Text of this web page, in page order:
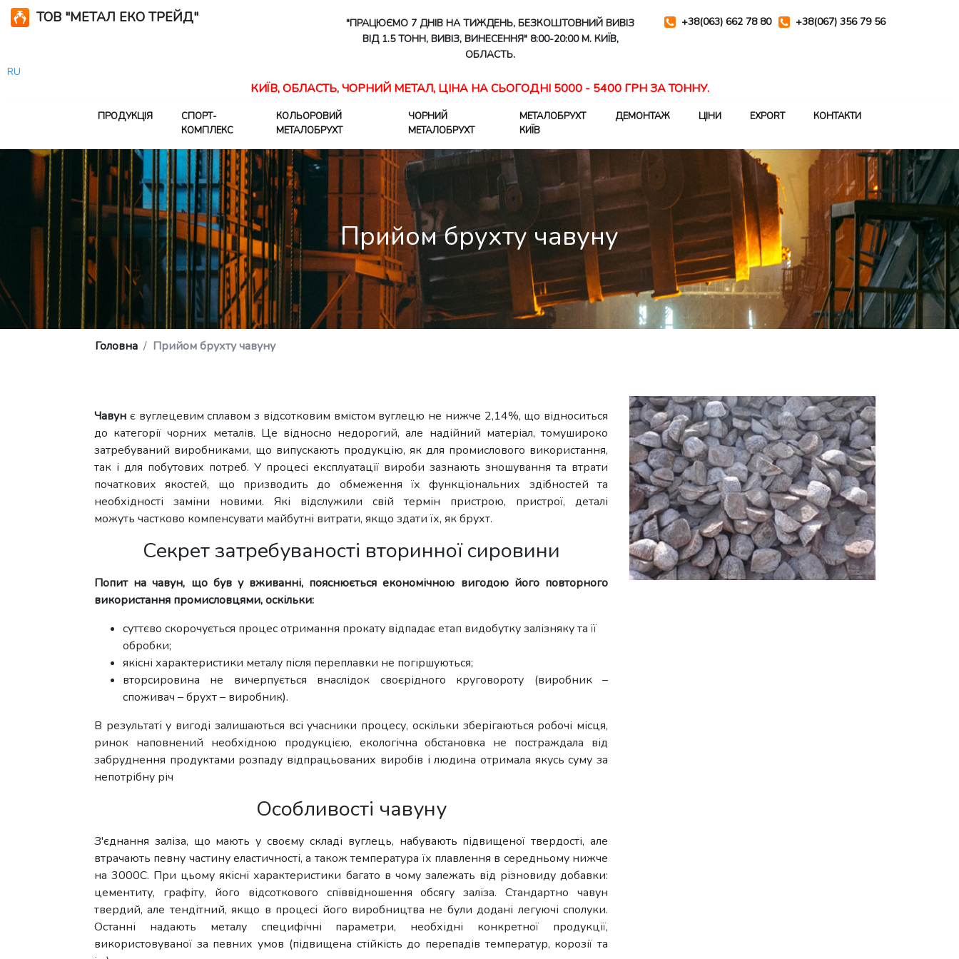
ТОВ "МЕТАЛ ЕКО ТРЕЙД"
"ПРАЦЮЄМО 7 ДНІВ НА ТИЖДЕНЬ, БЕЗКОШТОВНИЙ ВИВІЗ
ВІД 1.5 ТОНН, ВИВІЗ, ВИНЕСЕННЯ" 8:00-20:00 М. КИЇВ,
ОБЛАСТЬ.
+38(063) 662 78 80 +38(067) 356 79 56
RU
КИЇВ, ОБЛАСТЬ, ЧОРНИЙ МЕТАЛ, ЦІНА НА СЬОГОДНІ 5000 - 5400 ГРН ЗА ТОННУ.
ПРОДУКЦІЯ
СПОРТ-
КОМПЛЕКС
КОЛЬОРОВИЙ
МЕТАЛОБРУХТ
ЧОРНИЙ
МЕТАЛОБРУХТ
МЕТАЛОБРУХТ
КИЇВ
ДЕМОНТАЖ ЦІНИ EXPORT КОНТАКТИ
Прийом брухту чавуну
Головна Прийом брухту чавуну
Чавун є вуглецевим сплавом з відсотковим вмістом вуглецю не нижче 2,14%, що відноситься
до категорії чорних металів. Це відносно недорогий, але надійний матеріал, томушироко
затребуваний виробниками, що випускають продукцію, як для промислового використання,
так і для побутових потреб. У процесі експлуатації вироби зазнають зношування та втрати
початкових якостей, що призводить до обмеження їх функціональних здібностей та
необхідності заміни новими. Які відслужили свій термін пристрою, пристрої, деталі
можуть частково компенсувати майбутні витрати, якщо здати їх, як брухт.
Секрет затребуваності вторинної сировини
Попит на чавун, що був у вживанні, пояснюється економічною вигодою його повторного
використання промисловцями, оскільки:
суттєво скорочується процес отримання прокату відпадає етап видобутку залізняку та її
обробки;
якісні характеристики металу після переплавки не погіршуються;
вторсировина не вичерпується внаслідок своєрідного круговороту (виробник –
споживач – брухт – виробник).
В результаті у вигоді залишаються всі учасники процесу, оскільки зберігаються робочі місця,
ринок наповнений необхідною продукцією, екологічна обстановка не постраждала від
забруднення продуктами розпаду відпрацьованих виробів і людина отримала якусь суму за
непотрібну річ
Особливості чавуну
З'єднання заліза, що мають у своєму складі вуглець, набувають підвищеної твердості, але
втрачають певну частину еластичності, а також температура їх плавлення в середньому нижче
на 3000С. При цьому якісні характеристики багато в чому залежать від різновиду добавки:
цементиту, графіту, його відсоткового співвідношення обсягу заліза. Стандартно чавун
твердий, але тендітний, якщо в процесі його виробництва не були додані легуючі сполуки.
Останні надають металу специфічні параметри, необхідні конкретної продукції,
використовуваної за певних умов (підвищена стійкість до перепадів температур, корозії та